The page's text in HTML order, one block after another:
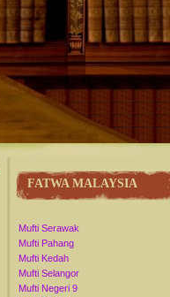
FATWA MALAYSIA
Mufti Serawak
Mufti Pahang
Mufti Kedah
Mufti Selangor
Mufti Negeri 9